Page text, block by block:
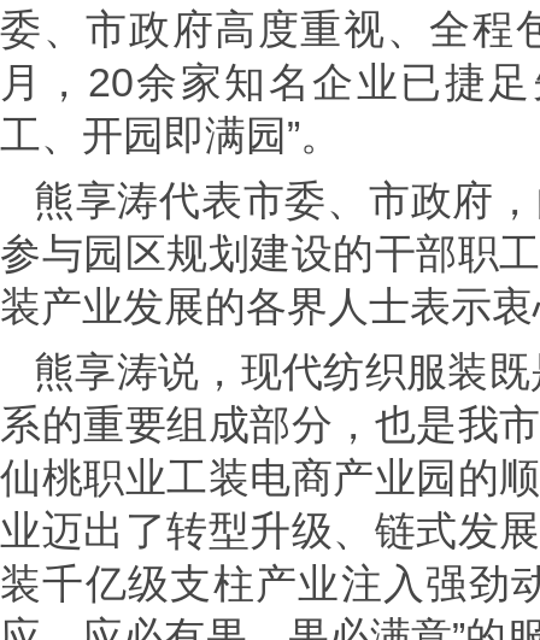
委、市政府高度重视、全程
月，20余家知名企业已捷
工、开园即满园”。
熊享涛代表市委、市政府
参与园区规划建设的干部职
装产业发展的各界人士表示
熊享涛说，现代纺织服装
系的重要组成部分，也是我
仙桃职业工装电商产业园的
业迈出了转型升级、链式发
装千亿级支柱产业注入强劲